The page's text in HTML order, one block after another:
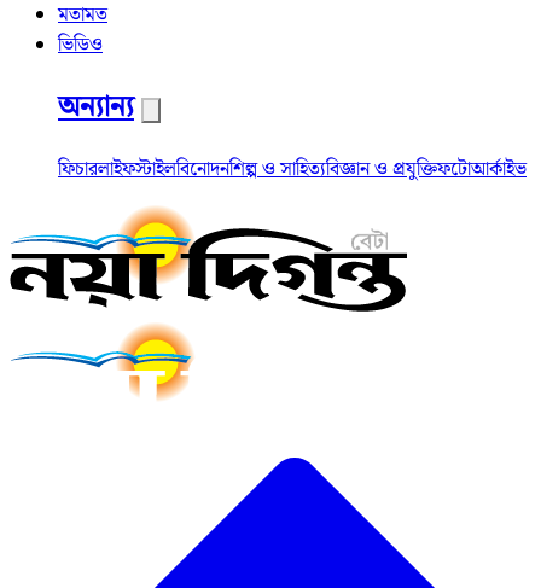
মতামত
ভিডিও
অন্যান্য
ফিচারলাইফস্টাইলবিনোদনশিল্প ও সাহিত্যবিজ্ঞান ও প্রযুক্তিফটোআর্কাইভ